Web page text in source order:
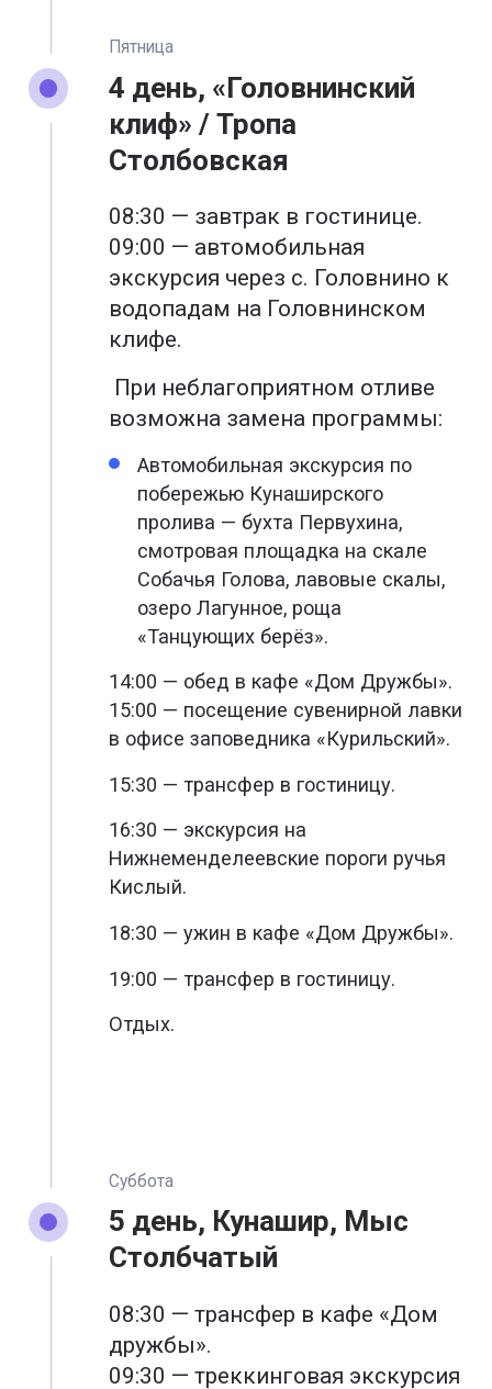
Пятница
4 день, «Головнинский
клиф» / Тропа
Столбовская
08:30 — завтрак в гостинице.
09:00 — автомобильная
экскурсия через с. Головнино к
водопадам на Головнинском
клифе.
При неблагоприятном отливе
возможна замена программы:
Автомобильная экскурсия по
побережью Кунаширского
пролива — бухта Первухина,
смотровая площадка на скале
Собачья Голова, лавовые скалы,
озеро Лагунное, роща
«Танцующих берёз».
14:00 — обед в кафе «Дом Дружбы».
15:00 — посещение сувенирной лавки
в офисе заповедника «Курильский».
15:30 — трансфер в гостиницу.
16:30 — экскурсия на
Нижнеменделеевские пороги ручья
Кислый.
18:30 — ужин в кафе «Дом Дружбы».
19:00 — трансфер в гостиницу.
Отдых.
Суббота
5 день, Кунашир, Мыс
Столбчатый
08:30 — трансфер в кафе «Дом
дружбы».
09:30 — треккинговая экскурсия